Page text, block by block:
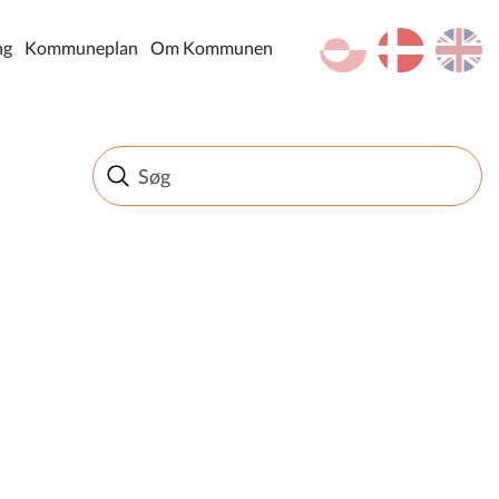
en
da
kl-GL
Kommuneplan Om Kommunen